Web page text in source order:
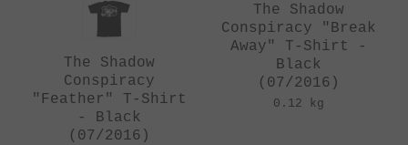
The Shadow
Conspiracy
"Feather" T-Shirt
- Black
(07/2016)
The Shadow
Conspiracy "Break
Away" T-Shirt -
Black
(07/2016)
0.12 kg